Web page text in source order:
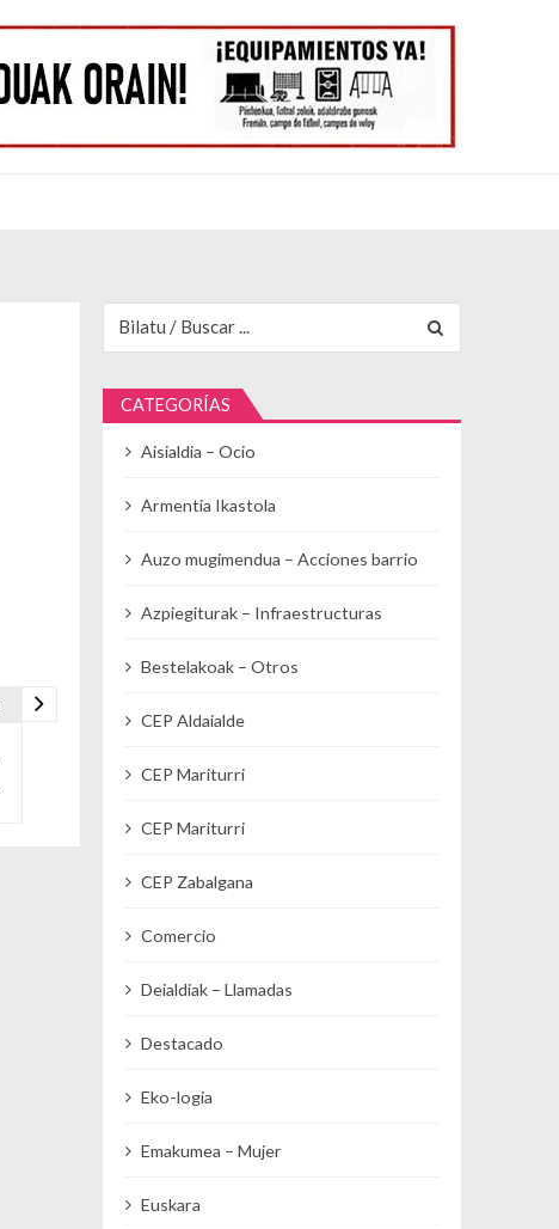
CATEGORÍAS
Aisialdia – Ocio
Armentia Ikastola
Auzo mugimendua – Acciones barrio
Azpiegiturak – Infraestructuras
Bestelakoak – Otros
CEP Aldaialde
CEP Mariturri
CEP Mariturri
CEP Zabalgana
Comercio
Deialdiak – Llamadas
Destacado
Eko-logia
Emakumea – Mujer
Euskara